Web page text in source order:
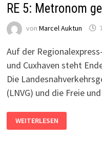
RE 5: Metronom
von Marcel Auktun
Auf der
und Cuxhaven steht
Die
(LNVG) und die Freie
5:
METRONOM
WEITERLESEN